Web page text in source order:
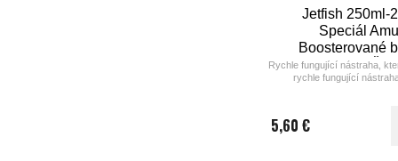
Jetfish 250ml-
Speciál
Boosterované
MIRABELLE/
Rychle fungující nástraha,
rychle fungující
5,60 €